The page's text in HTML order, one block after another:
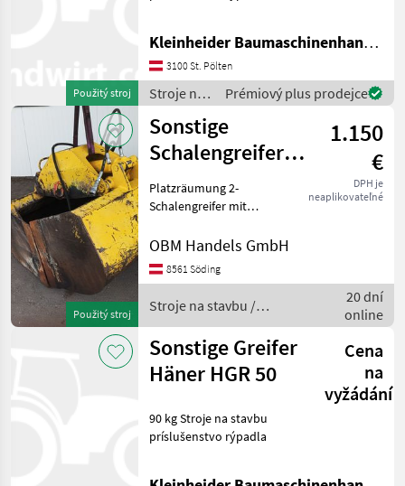
Použitý stroj
Kleinheider Baumaschinenhandel GmbH.
3100 St. Pölten
Stroje na
stavbu /
Sonstige
Prémiový plus prodejce
Použitý stroj
Sonstige
Schalengreifer
500 Lt.
1.150
€
DPH je
neaplikovateľné
Platzräumung 2-
Schalengreifer mit
Breite 100 cm
guter Zustand sofort
vorhanden. Stroje na
stavbu
OBM Handels GmbH
8561 Söding
Stroje na stavbu /
Sonstige
20 dní
online
Sonstige Greifer
Häner HGR 50
Cena
na
vyžádání
90 kg Stroje na stavbu
príslušenstvo rýpadla